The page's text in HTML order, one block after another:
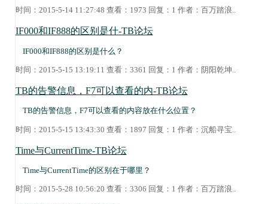
时间：2015-5-14 11:27:48 查看：1973 回复：1 作者： 百万踏浪..
IF000和IF888的区别是什-TB论坛
IF000和IF888的区别是什么？
时间：2015-5-15 13:19:11 查看：3361 回复：1 作者： 阴阳乾坤..
TB的告警信息，F7可以查看的内-TB论坛
TB的告警信息，F7可以查看的内容放在什么位置？
时间：2015-5-15 13:43:30 查看：1897 回复：1 作者： 沉船寻宝
Time与CurrentTime-TB论坛
Time与CurrentTime的区别在于哪里？
时间：2015-5-28 10:56:20 查看：3306 回复：1 作者： 百万踏浪..